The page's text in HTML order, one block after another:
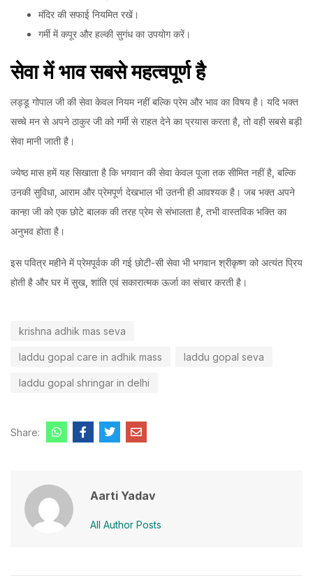
मंदिर की सफाई नियमित रखें।
गर्मी में कपूर और हल्की सुगंध का उपयोग करें।
सेवामेंभावसबसेमहत्वपूर्णहै
लड्डू गोपाल जी की सेवा केवल नियम नहीं बल्कि प्रेम और भाव का विषय है। यदि भक्त
सच्चे मन से अपने ठाकुर जी को गर्मी से राहत देने का प्रयास करता है, तो वही सबसे बड़ी
सेवा मानी जाती है।
ज्येष्ठ मास हमें यह सिखाता है कि भगवान की सेवा केवल पूजा तक सीमित नहीं है, बल्कि
उनकी सुविधा, आराम और प्रेमपूर्ण देखभाल भी उतनी ही आवश्यक है। जब भक्त अपने
कान्हा जी को एक छोटे बालक की तरह प्रेम से संभालता है, तभी वास्तविक भक्ति का
अनुभव होता है।
इस पवित्र महीने में प्रेमपूर्वक की गई छोटी-सी सेवा भी भगवान श्रीकृष्ण को अत्यंत प्रिय
होती है और घर में सुख, शांति एवं सकारात्मक ऊर्जा का संचार करती है।
krishna adhik mas seva
laddu gopal care in adhik mass laddu gopal seva
laddu gopal shringar in delhi
Share:
Aarti Yadav
All Author Posts